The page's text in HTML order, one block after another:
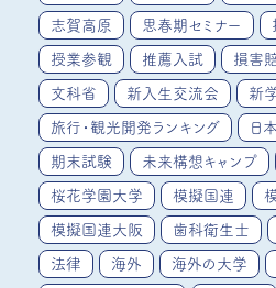
志賀高原 思春期セミナー
授業参観 推薦入試 損害
文科省 新入生交流会 新
旅行・観光開発ランキング 日
期末試験 未来構想キャンプ
桜花学園大学 模擬国連
模擬国連大阪 歯科衛生士
法律 海外 海外の大学